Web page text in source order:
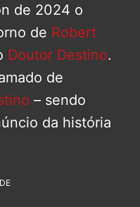
de 2024 o
de Robert
Doutor Destino.
de
– sendo
da história